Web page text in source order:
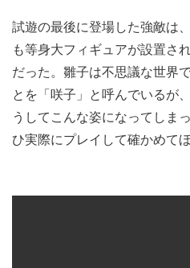
試遊の最後に登場した強敵は
も等身大フィギュアが設置さ
だった。雛子は不思議な世界
とを「咲子」と呼んでいるが
うしてこんな姿になってしま
ひ実際にプレイして確かめてほ